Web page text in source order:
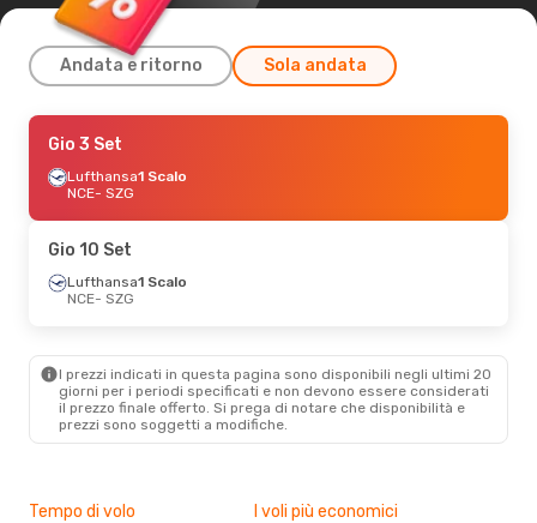
Andata e ritorno Sola andata
Gio 10 Set
Lufthansa1 Scalo
NCE- SZG
SZG- NCE
Ven 25 Set- Dom 27 Set
- NCE
Ven 28 Ago - Dom 30 Ago
SZG- NCE
Gio 3 Set
Lufthansa1 Scalo
NCE- SZG
Gio 10 Set
Lufthansa1 Scalo
NCE- SZG
I prezzi indicati in questa pagina sono disponibili negli ultimi 20
giorni per i periodi specificati e non devono essere considerati
il ​​prezzo finale offerto. Si prega di notare che disponibilità e
prezzi sono soggetti a modifiche.
Tempo di volo I voli più economici